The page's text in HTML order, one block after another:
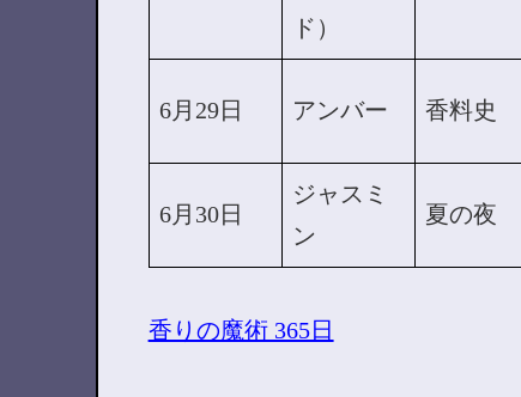
ド）
6月29日 アンバー 香料史
6月30日
ジャスミ
ン
夏の夜
香りの魔術 365日